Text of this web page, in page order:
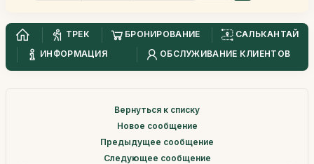
ТРЕК БРОНИРОВАНИЕ
САЛЬКАНТАЙ
ИНФОРМАЦИЯ
ОБСЛУЖИВАНИЕ КЛИЕНТОВ
Вернуться к списку
Новое сообщение
Предыдущее сообщение
Следующее сообщение